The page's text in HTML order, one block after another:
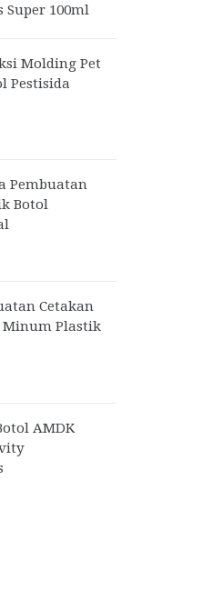
Super 100ml
Molding Pet
Pestisida
Pembuatan
Botol
Cetakan
Minum Plastik
AMDK